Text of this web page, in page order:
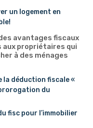
un logement en
avantages fiscaux
propriétaires qui
à des ménages
la déduction fiscale «
du
fisc pour l’immobilier